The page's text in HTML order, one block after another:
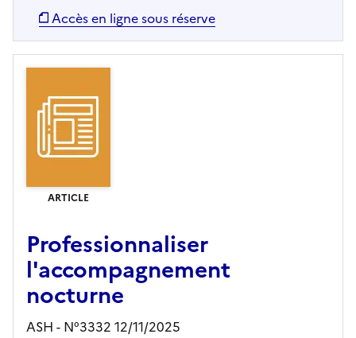
Accès en ligne sous réserve
ARTICLE
Professionnaliser
l'accompagnement
nocturne
ASH - N°3332 12/11/2025